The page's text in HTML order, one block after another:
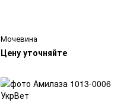
Мочевина
Цену уточняйте